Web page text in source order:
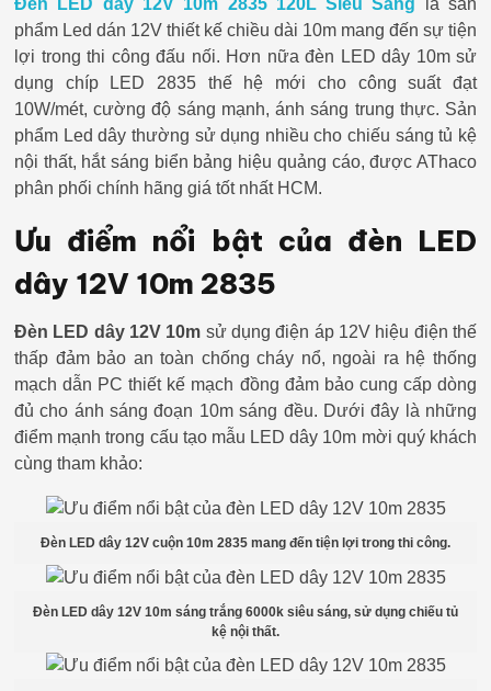
Đèn LED dây 12V 10m 2835 120L Siêu Sáng là sản
phẩm Led dán 12V thiết kế chiều dài 10m mang đến sự tiện
lợi trong thi công đấu nối. Hơn nữa đèn LED dây 10m sử
dụng chíp LED 2835 thế hệ mới cho công suất đạt
10W/mét, cường độ sáng mạnh, ánh sáng trung thực. Sản
phẩm Led dây thường sử dụng nhiều cho chiếu sáng tủ kệ
nội thất, hắt sáng biển bảng hiệu quảng cáo, được AThaco
phân phối chính hãng giá tốt nhất HCM.
Ưu điểm nổi bật của đèn LED
dây 12V 10m 2835
Đèn LED dây 12V 10m sử dụng điện áp 12V hiệu điện thế
thấp đảm bảo an toàn chống cháy nổ, ngoài ra hệ thống
mạch dẫn PC thiết kế mạch đồng đảm bảo cung cấp dòng
đủ cho ánh sáng đoạn 10m sáng đều. Dưới đây là những
điểm mạnh trong cấu tạo mẫu LED dây 10m mời quý khách
cùng tham khảo:
Đèn LED dây 12V cuộn 10m 2835 mang đến tiện lợi trong thi công.
Đèn LED dây 12V 10m sáng trắng 6000k siêu sáng, sử dụng chiếu tủ
kệ nội thất.